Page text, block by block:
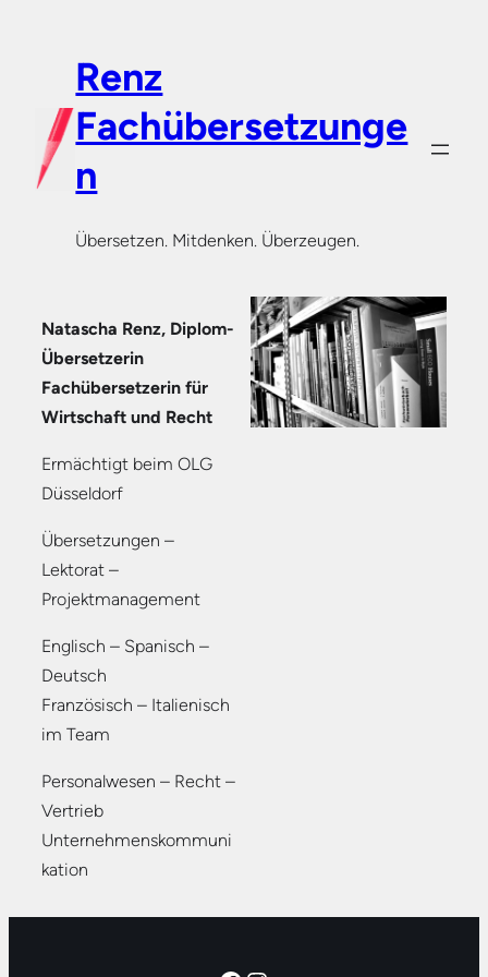
Renz
Fachübersetzunge
n
Übersetzen. Mitdenken. Überzeugen.
Natascha Renz, Diplom-
Übersetzerin
Fachübersetzerin für
Wirtschaft und Recht
Ermächtigt beim OLG
Düsseldorf
Übersetzungen –
Lektorat –
Projektmanagement
Englisch – Spanisch –
Deutsch
Französisch – Italienisch
im Team
Personalwesen – Recht –
Vertrieb
Unternehmenskommuni
kation